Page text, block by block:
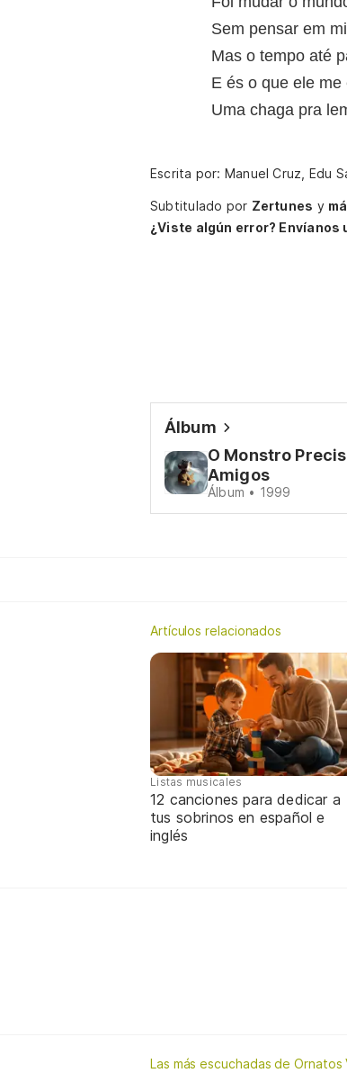
Sem pensar em
Mas o tempo até
E és o que ele me
Uma chaga pra
Escrita por: Manuel Cruz, Edu
Subtitulado por Zertunes y
¿Viste algún error? Envíanos
Álbum
O Monstro
Amigos
Álbum • 1999
Artículos relacionados
Listas musicales
12 canciones para dedicar a
tus sobrinos en español e
inglés
Las más escuchadas de Ornatos